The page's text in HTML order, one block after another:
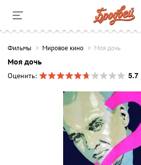
Фильмы Мировое кино Моя дочь
Моя дочь
Оценить:
5.7